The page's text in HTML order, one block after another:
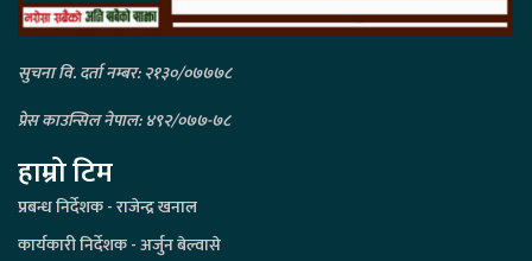
सुचना वि. दर्ता नम्बर: २१३०/०७७७८
प्रेस काउन्सिल नेपाल: ४९२/०७७-७८
हाम्रो टिम
प्रबन्ध निर्देशक - राजेन्द्र खनाल
कार्यकारी निर्देशक - अर्जुन बेल्वासे